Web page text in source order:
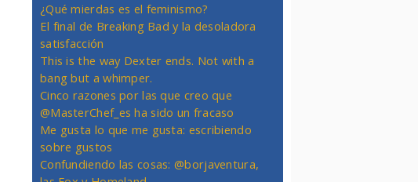
¿Qué mierdas es el feminismo?
El final de Breaking Bad y la desoladora
satisfacción
This is the way Dexter ends. Not with a
bang but a whimper.
Cinco razones por las que creo que
@MasterChef_es ha sido un fracaso
Me gusta lo que me gusta: escribiendo
sobre gustos
Confundiendo las cosas: @borjaventura,